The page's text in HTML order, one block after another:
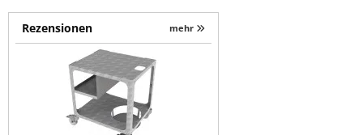
Rezensionen mehr